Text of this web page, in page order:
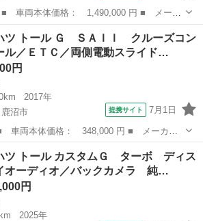
名： トール ■ グレード名： カスタム
保証 １年間・走行距離無制限付き・９
トール
ツ トール Ｇ ＳＡＩＩ クルーズコン
ル／ＥＴＣ／両側電動スライド…
円
2017年
沼市
提携サイト 7月1日
： トール ■ グレード名： Ｇ ＳＡＩ
／ＥＴＣ／両側電動スライドドア／メモリ
ル
ツ トール カスタムＧ ターボ ディス
オーディオ／バックカメラ 純…
円
2025年